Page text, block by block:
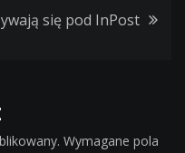
się pod InPost
Wymagane pola